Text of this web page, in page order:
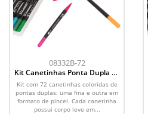
08332B-72
Kit Canetinhas Ponta Dupla 72
Cores
Kit com 72 canetinhas coloridas de
pontas duplas: uma fina e outra em
formato de pincel. Cada canetinha
possui corpo leve em...